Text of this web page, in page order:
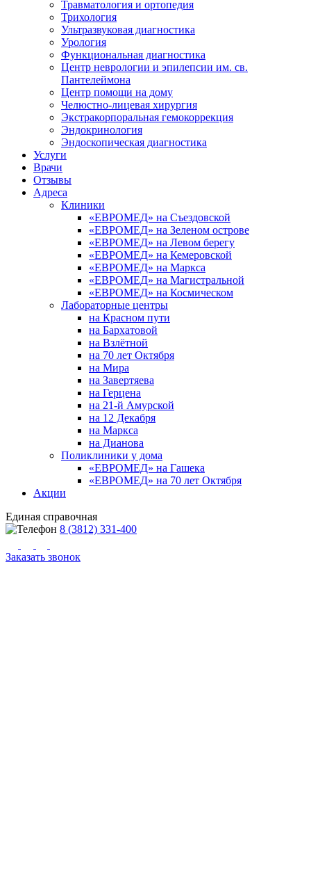
Травматология и ортопедия
Трихология
Ультразвуковая диагностика
Урология
Функциональная диагностика
Центр неврологии и эпилепсии им. св.
Пантелеймона
Центр помощи на дому
Челюстно-лицевая хирургия
Экстракорпоральная гемокоррекция
Эндокринология
Эндоскопическая диагностика
Услуги
Врачи
Отзывы
Адреса
Клиники
«ЕВРОМЕД» на Съездовской
«ЕВРОМЕД» на Зеленом острове
«ЕВРОМЕД» на Левом берегу
«ЕВРОМЕД» на Кемеровской
«ЕВРОМЕД» на Маркса
«ЕВРОМЕД» на Магистральной
«ЕВРОМЕД» на Космическом
Лабораторные центры
на Красном пути
на Бархатовой
на Взлётной
на 70 лет Октября
на Мира
на Завертяева
на Герцена
на 21-й Амурской
на 12 Декабря
на Маркса
на Дианова
Поликлиники у дома
«ЕВРОМЕД» на Гашека
«ЕВРОМЕД» на 70 лет Октября
Акции
Единая справочная
8 (3812) 331-400
Заказать звонок